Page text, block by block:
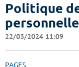
Politique
22/03/2024 11:09
PAGES